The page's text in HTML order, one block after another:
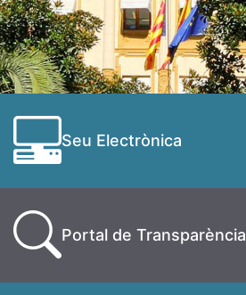
Seu Electrònica
Portal de Transparència